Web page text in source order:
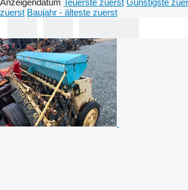
Anzeigendatum Teuerste zuerst Günstigste
zuerst Baujahr - älteste zuerst